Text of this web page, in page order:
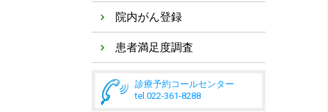
院内がん登録
患者満足度調査
診療予約コールセンター
tel.022-361-8288